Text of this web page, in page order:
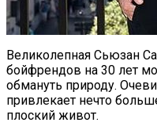
Великолепная Сьюзан
бойфрендов на 30 лет
обмануть природу.
привлекает нечто
плоский живот.